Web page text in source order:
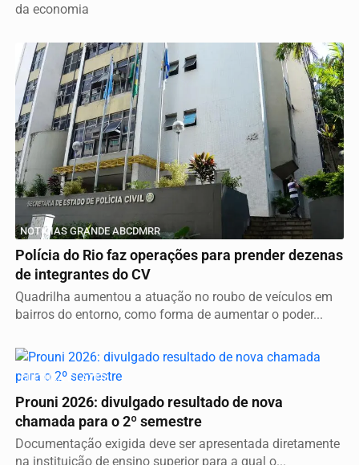
da economia
NOTICIAS GRANDE ABCDMRR
Polícia do Rio faz operações para prender dezenas
de integrantes do CV
Quadrilha aumentou a atuação no roubo de veículos em
bairros do entorno, como forma de aumentar o poder...
CULTURA E LAZER
Prouni 2026: divulgado resultado de nova
chamada para o 2º semestre
Documentação exigida deve ser apresentada diretamente
na instituição de ensino superior para a qual o...